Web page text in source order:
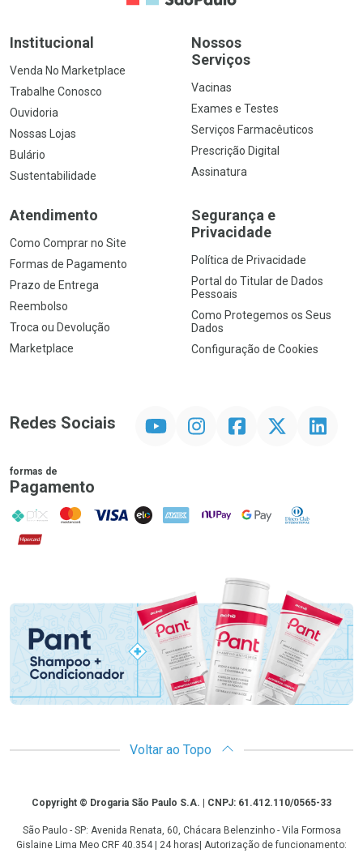
Institucional
Venda No Marketplace
Trabalhe Conosco
Ouvidoria
Nossas Lojas
Bulário
Sustentabilidade
Nossos
Serviços
Vacinas
Exames e Testes
Serviços Farmacêuticos
Prescrição Digital
Assinatura
Atendimento
Como Comprar no Site
Formas de Pagamento
Prazo de Entrega
Reembolso
Troca ou Devolução
Marketplace
Segurança e
Privacidade
Política de Privacidade
Portal do Titular de Dados
Pessoais
Como Protegemos os Seus
Dados
Configuração de Cookies
Redes Sociais InstagramFacebookTwitter Linkedin
formas de
Pagamento
PIX MasterCard
VISA ELO AMEX NuPay Google PayDiners Club
Hipercard
Promoção em Destaque
Voltar ao Topo
CopyrightCopyright © Drogaria São Paulo S.A. | CNPJ: 61.412.110/0565-33
São Paulo - SP: Avenida Renata, 60, Chácara Belenzinho - Vila Formosa
Gislaine Lima Meo CRF 40.354 | 24 horas| Autorização de funcionamento: